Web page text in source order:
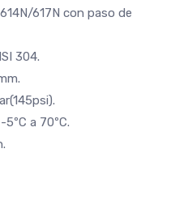
617N con paso de
304.
a 70ºC.